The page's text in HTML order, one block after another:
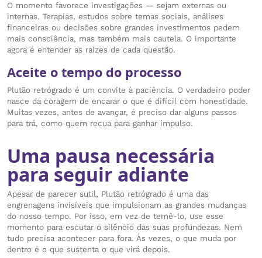
O momento favorece investigações — sejam externas ou
internas. Terapias, estudos sobre temas sociais, análises
financeiras ou decisões sobre grandes investimentos pedem
mais consciência, mas também mais cautela. O importante
agora é entender as raízes de cada questão.
Aceite o tempo do processo
Plutão retrógrado é um convite à paciência. O verdadeiro poder
nasce da coragem de encarar o que é difícil com honestidade.
Muitas vezes, antes de avançar, é preciso dar alguns passos
para trá, como quem recua para ganhar impulso.
Uma pausa necessária
para seguir adiante
Apesar de parecer sutil, Plutão retrógrado é uma das
engrenagens invisíveis que impulsionam as grandes mudanças
do nosso tempo. Por isso, em vez de temê-lo, use esse
momento para escutar o silêncio das suas profundezas. Nem
tudo precisa acontecer para fora. Às vezes, o que muda por
dentro é o que sustenta o que virá depois.